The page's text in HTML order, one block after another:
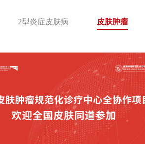
2型炎症皮肤病 皮肤肿瘤